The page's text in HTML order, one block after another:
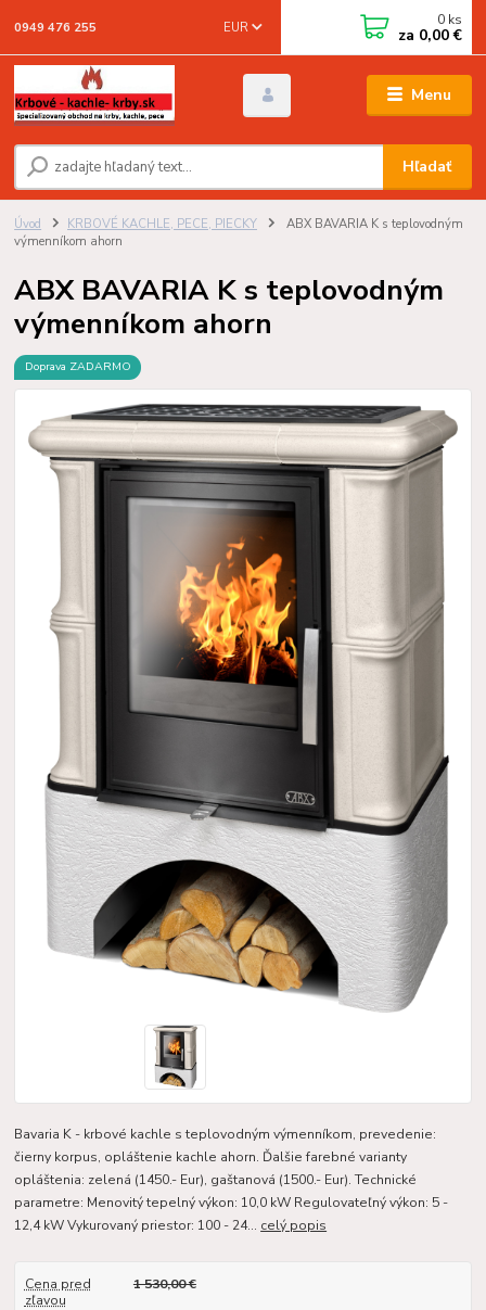
Menu
EUR
Hľadať
0949 476 255 0 ks
za 0,00 €
Úvod KRBOVÉ KACHLE, PECE, PIECKY
ABX BAVARIA K s teplovodným
výmenníkom ahorn
ABX BAVARIA K s teplovodným
výmenníkom ahorn
Doprava ZADARMO
Bavaria K - krbové kachle s teplovodným výmenníkom, prevedenie:
čierny korpus, opláštenie kachle ahorn. Ďalšie farebné varianty
opláštenia: zelená (1450.- Eur), gaštanová (1500.- Eur). Technické
parametre: Menovitý tepelný výkon: 10,0 kW Regulovateľný výkon: 5 -
12,4 kW Vykurovaný priestor: 100 - 24... celý popis
Cena pred
zľavou
1 530,00 €